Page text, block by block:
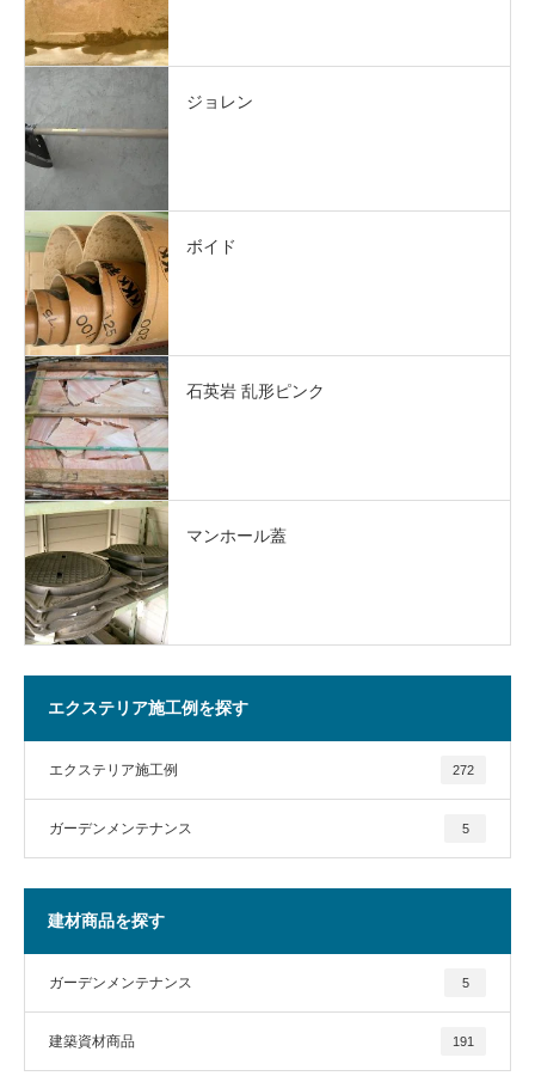
ジョレン
ボイド
石英岩 乱形ピンク
マンホール蓋
エクステリア施工例を探す
エクステリア施工例 272
ガーデンメンテナンス 5
建材商品を探す
ガーデンメンテナンス 5
建築資材商品 191